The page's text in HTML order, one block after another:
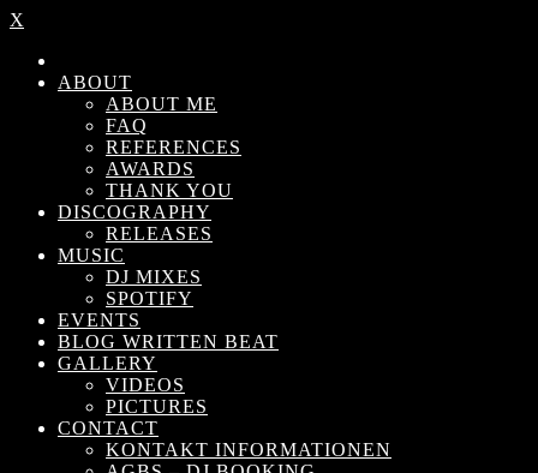
X
ABOUT
ABOUT ME
FAQ
REFERENCES
AWARDS
THANK YOU
DISCOGRAPHY
RELEASES
MUSIC
DJ MIXES
SPOTIFY
EVENTS
BLOG WRITTEN BEAT
GALLERY
VIDEOS
PICTURES
CONTACT
KONTAKT INFORMATIONEN